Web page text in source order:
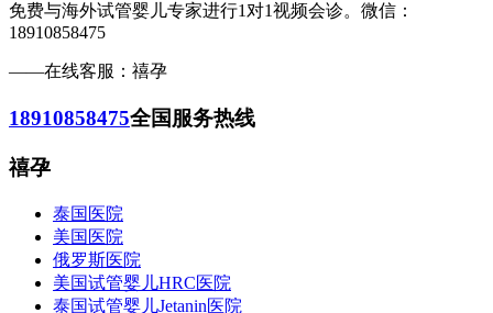
免费与海外试管婴儿专家进行1对1视频会诊。微信：
18910858475
——在线客服：禧孕
18910858475全国服务热线
禧孕
泰国医院
美国医院
俄罗斯医院
美国试管婴儿HRC医院
泰国试管婴儿Jetanin医院